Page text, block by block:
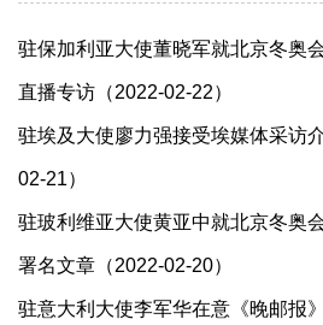
驻保加利亚大使董晓军就北京冬奥
直播专访（2022-02-22）
驻埃及大使廖力强接受埃媒体采访
02-21）
驻玻利维亚大使黄亚中就北京冬奥
署名文章（2022-02-20）
驻意大利大使李军华在意《晚邮报